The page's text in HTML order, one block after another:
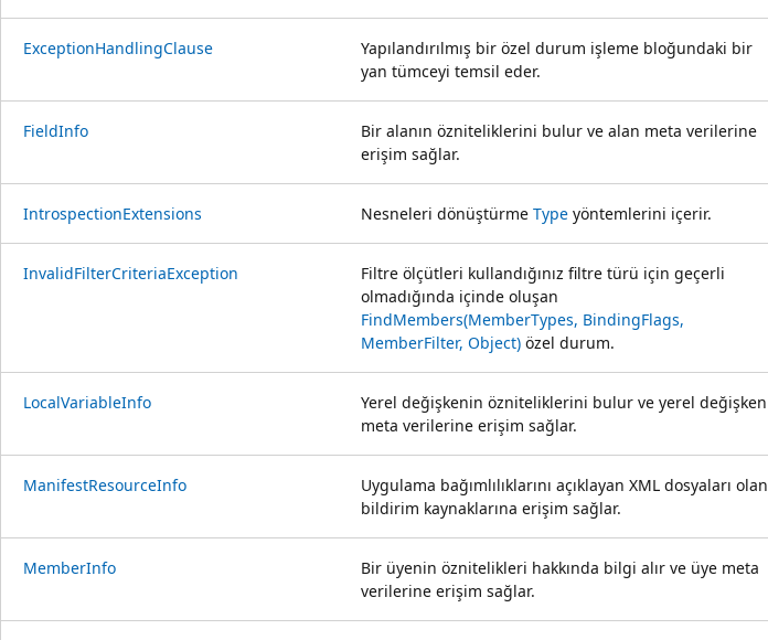
ExceptionHandlingClause
Yapılandırılmış bir özel durum işleme bloğundaki bir
yan tümceyi temsil eder.
FieldInfo
Bir alanın özniteliklerini bulur ve alan meta verilerine
erişim sağlar.
IntrospectionExtensions Nesneleri dönüştürme Type yöntemlerini içerir.
InvalidFilterCriteriaException
Filtre ölçütleri kullandığınız filtre türü için geçerli
olmadığında içinde oluşan
FindMembers(MemberTypes, BindingFlags,
MemberFilter, Object) özel durum.
LocalVariableInfo
Yerel değişkenin özniteliklerini bulur ve yerel değişken
meta verilerine erişim sağlar.
ManifestResourceInfo
Uygulama bağımlılıklarını açıklayan XML dosyaları olan
bildirim kaynaklarına erişim sağlar.
MemberInfo
Bir üyenin öznitelikleri hakkında bilgi alır ve üye meta
verilerine erişim sağlar.